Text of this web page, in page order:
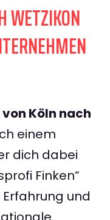
WETZIKON
Köln nach
einem
dich dabei
Finken“
und